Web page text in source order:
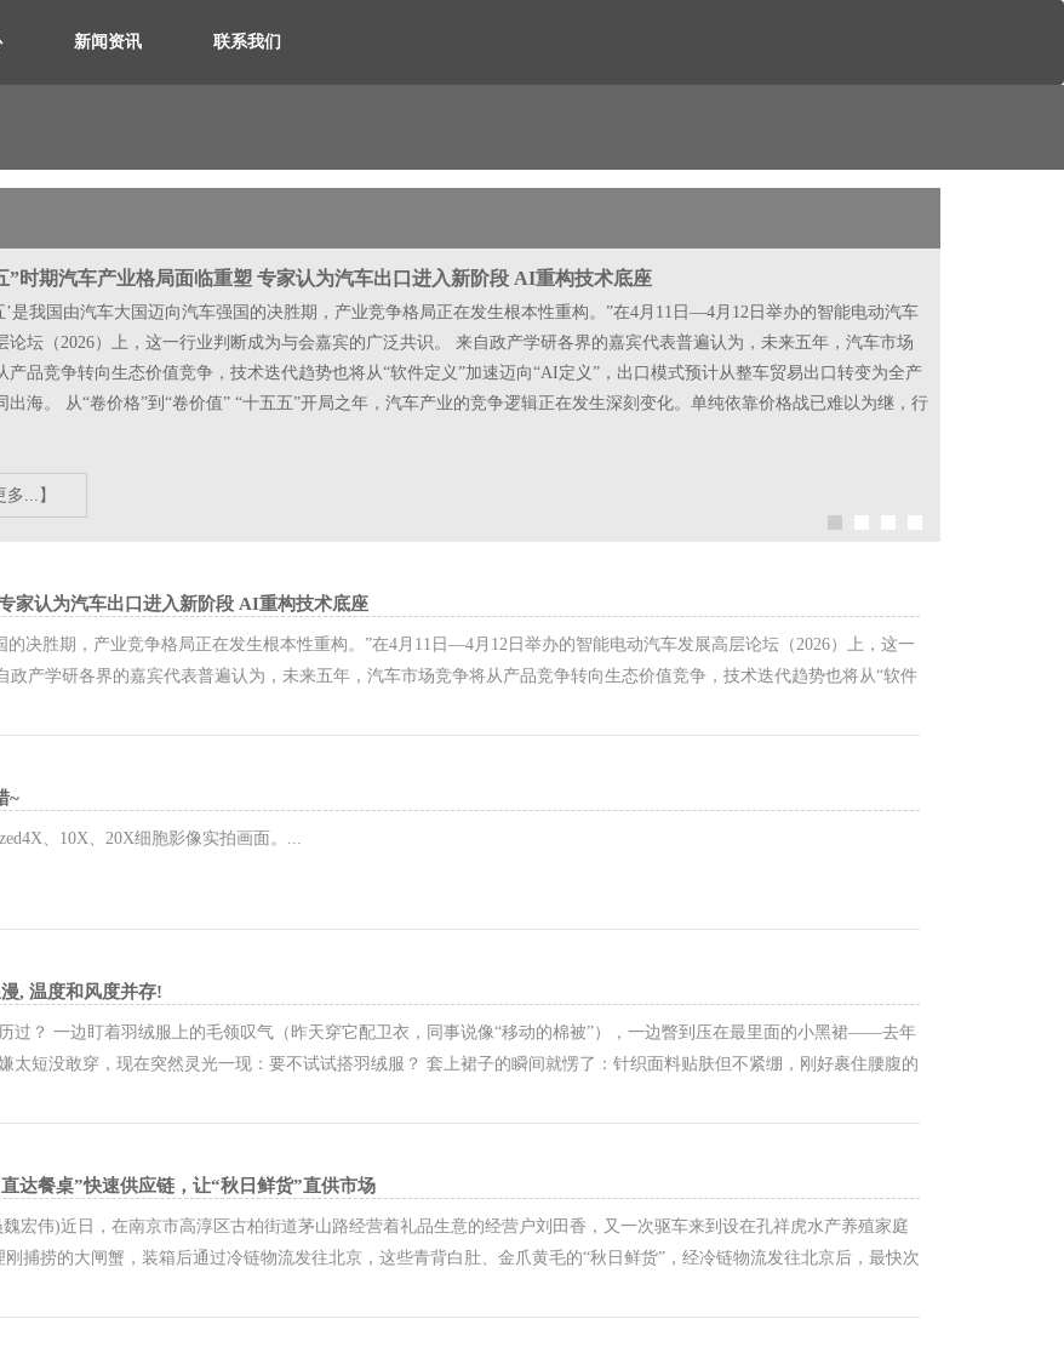
新闻资讯 联系我们
”时期汽车产业格局面临重塑 专家认为汽车出口进入新阶段 AI重构技术底座
’是我国由汽车大国迈向汽车强国的决胜期，产业竞争格局正在发生根本性重构。”在4月11日—4月12日举办的智能电动汽车
论坛（2026）上，这一行业判断成为与会嘉宾的广泛共识。 来自政产学研各界的嘉宾代表普遍认为，未来五年，汽车市场
产品竞争转向生态价值竞争，技术迭代趋势也将从“软件定义”加速迈向“AI定义”，出口模式预计从整车贸易出口转变为全产
出海。 从“卷价格”到“卷价值” “十五五”开局之年，汽车产业的竞争逻辑正在发生深刻变化。单纯依靠价格战已难以为继，行
多...】
家认为汽车出口进入新阶段 AI重构技术底座
的决胜期，产业竞争格局正在发生根本性重构。”在4月11日—4月12日举办的智能电动汽车发展高层论坛（2026）上，这一
政产学研各界的嘉宾代表普遍认为，未来五年，汽车市场竞争将从产品竞争转向生态价值竞争，技术迭代趋势也将从“软件
...
~
、10X、20X细胞影像实拍画面。...
, 温度和风度并存!
过？ 一边盯着羽绒服上的毛领叹气（昨天穿它配卫衣，同事说像“移动的棉被”），一边瞥到压在最里面的小黑裙——去年
太短没敢穿，现在突然灵光一现：要不试试搭羽绒服？ 套上裙子的瞬间就愣了：针织面料贴肤但不紧绷，刚好裹住腰腹的
是它的“氛围感搭子...
达餐桌”快速供应链，让“秋日鲜货”直供市场
宏伟)近日，在南京市高淳区古柏街道茅山路经营着礼品生意的经营户刘田香，又一次驱车来到设在孔祥虎水产养殖家庭
捕捞的大闸蟹，装箱后通过冷链物流发往北京，这些青背白肚、金爪黄毛的“秋日鲜货”，经冷链物流发往北京后，最快次
足，螃蟹个个膏满黄肥...